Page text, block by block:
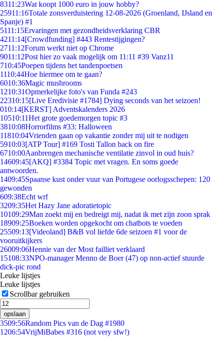
8311:23Wat koopt 1000 euro in jouw hobby?
25911:16Totale zonsverduistering 12-08-2026 (Groenland, IJsland en
Spanje) #1
5111:15Ervaringen met gezondheidsverklaring CBR
4211:14[Crowdfunding] #443 Rentestijgingen?
2711:12Forum werkt niet op Chrome
9011:12Post hier zo vaak mogelijk om 11:11 #39 Vanz11
710:45Poepen tijdens het tandenpoetsen
1110:44Hoe hiermee om te gaan?
6010:36Magic mushrooms
1210:31Opmerkelijke foto's van Funda #243
22310:15[Live Eredivisie #1784] Dying seconds van het seizoen!
010:14[KERST] Adventskalenders 2026
10510:11Het grote goedemorgen topic #3
3810:08Horrorfilms #33: Halloween
11810:04Vrienden gaan op vakantie zonder mij uit te nodigen
5910:03[ATP Tour] #169 Tosti Tallon back on fire
6710:00Aanbrengen mechanische ventilatie zinvol in oud huis?
14609:45[AKQ] #3384 Topic met vragen. En soms goede
antwoorden.
1409:45Spaanse kust onder vuur van Portugese oorlogsschepen: 120
gewonden
609:38Echt wrf
3209:35Het Hazy Jane adoratietopic
10109:29Man zoekt mij en bedreigt mij, nadat ik met zijn zoon sprak
18909:25Boeken worden opgekocht om chatbots te voeden
25509:13[Videoland] B&B vol liefde 6de seizoen #1 voor de
vooruitkijkers
26009:06Hennie van der Most failliet verklaard
15108:33NPO-manager Menno de Boer (47) op non-actief stuurde
dick-pic rond
Leuke lijstjes
Leuke lijstjes
Scrollbar gebruiken
opslaan
3509:56Random Pics van de Dag #1980
1206:54VrijMiBabes #316 (not very sfw!)